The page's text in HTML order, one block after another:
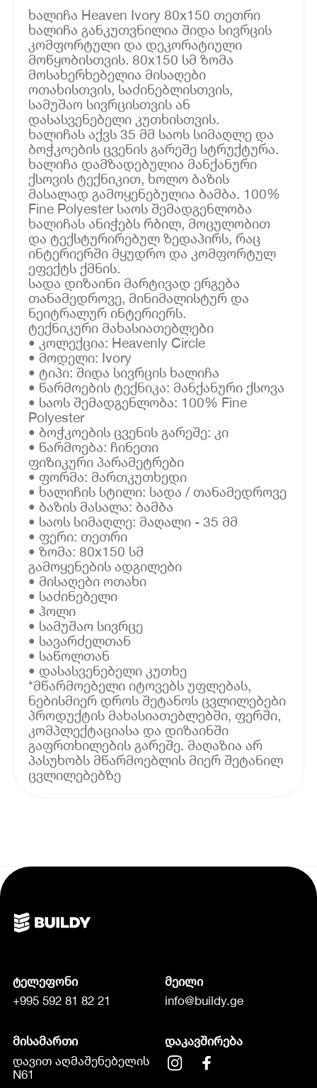
ხალიჩა Heaven Ivory 80x150 თეთრი
ხალიჩა განკუთვნილია შიდა სივრცის
კომფორტული და დეკორატიული
მოწყობისთვის. 80x150 სმ ზომა
მოსახერხებელია მისაღები
ოთახისთვის, საძინებლისთვის,
სამუშაო სივრცისთვის ან
დასასვენებელი კუთხისთვის.
ხალიჩას აქვს 35 მმ საოს სიმაღლე და
ბოჭკოების ცვენის გარეშე სტრუქტურა.
ხალიჩა დამზადებულია მანქანური
ქსოვის ტექნიკით, ხოლო ბაზის
მასალად გამოყენებულია ბამბა. 100%
Fine Polyester საოს შემადგენლობა
ხალიჩას ანიჭებს რბილ, მოცულობით
და ტექსტურირებულ ზედაპირს, რაც
ინტერიერში მყუდრო და კომფორტულ
ეფექტს ქმნის.
სადა დიზაინი მარტივად ერგება
თანამედროვე, მინიმალისტურ და
ნეიტრალურ ინტერიერს.
ტექნიკური მახასიათებლები
• კოლექცია: Heavenly Circle
• მოდელი: Ivory
• ტიპი: შიდა სივრცის ხალიჩა
• წარმოების ტექნიკა: მანქანური ქსოვა
• საოს შემადგენლობა: 100% Fine
Polyester
• ბოჭკოების ცვენის გარეშე: კი
• წარმოება: ჩინეთი
ფიზიკური პარამეტრები
• ფორმა: მართკუთხედი
• ხალიჩის სტილი: სადა / თანამედროვე
• ბაზის მასალა: ბამბა
• საოს სიმაღლე: მაღალი - 35 მმ
• ფერი: თეთრი
• ზომა: 80x150 სმ
გამოყენების ადგილები
• მისაღები ოთახი
• საძინებელი
• ჰოლი
• სამუშაო სივრცე
• სავარძელთან
• საწოლთან
• დასასვენებელი კუთხე
*მწარმოებელი იტოვებს უფლებას,
ნებისმიერ დროს შეტანოს ცვლილებები
პროდუქტის მახასიათებლებში, ფერში,
კომპლექტაციასა და დიზაინში
გაფრთხილების გარეშე. მაღაზია არ
პასუხობს მწარმოებლის მიერ შეტანილ
ცვლილებებზე
ტელეფონი
+995 592 81 82 21
მეილი
info@buildy.ge
მისამართი
დავით აღმაშენებელის
N61
დაკავშირება